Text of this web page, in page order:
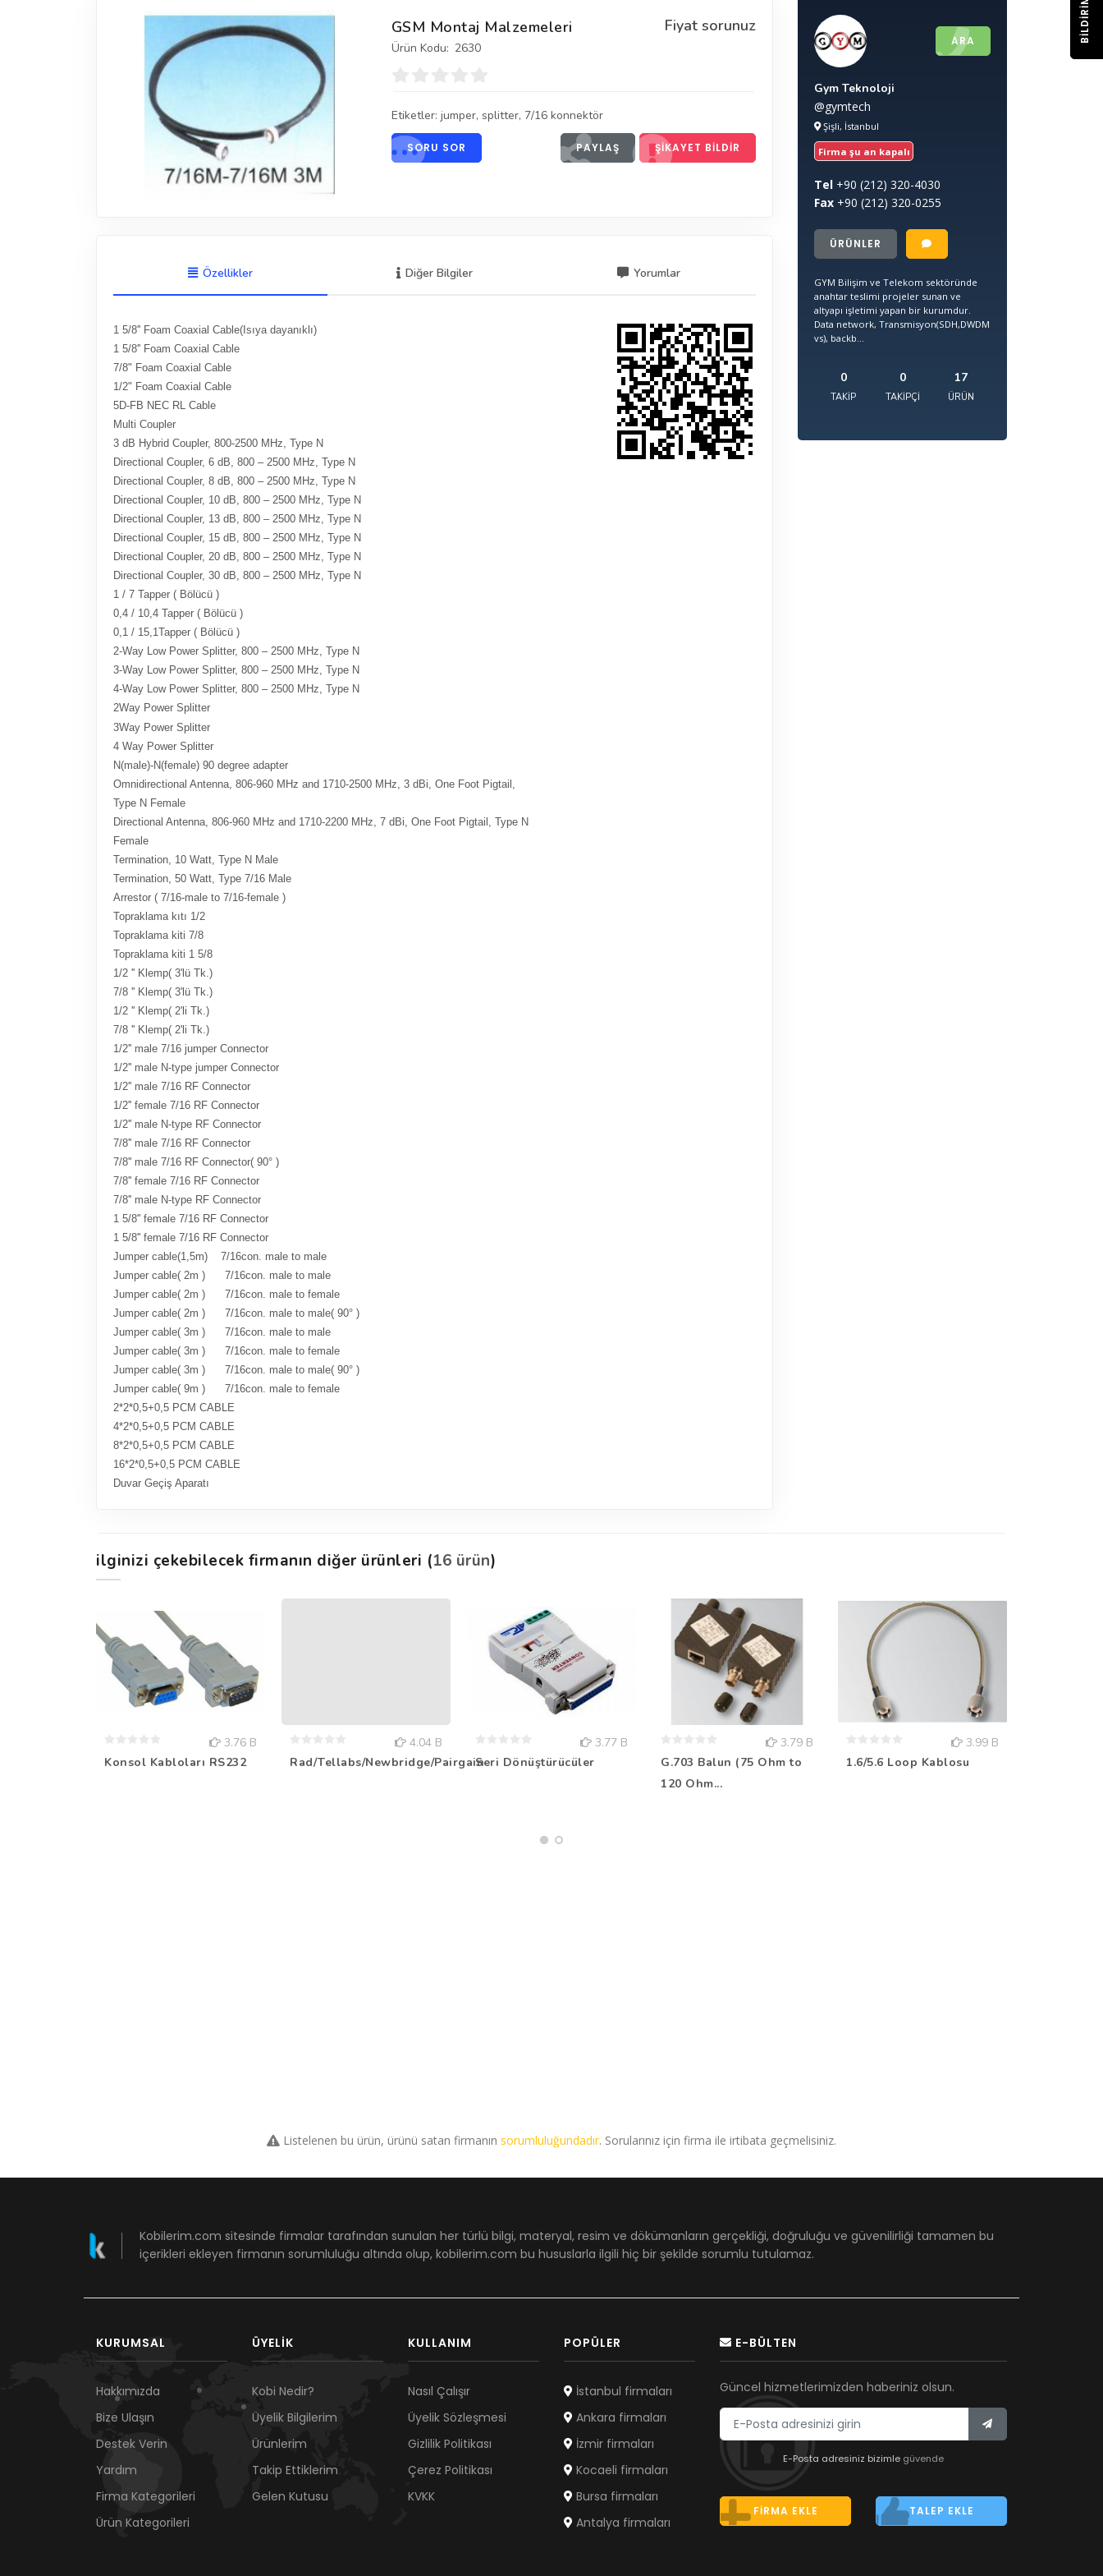
Fiyat sorunuz
GSM Montaj Malzemeleri
Ürün Kodu: 2630
Etiketler: jumper, splitter, 7/16 konnektör
SORU SOR PAYLAŞ ŞIKAYET BILDIR
Özellikler Diğer Bilgiler Yorumlar
1 5/8'' Foam Coaxial Cable(Isıya dayanıklı)
1 5/8'' Foam Coaxial Cable
7/8" Foam Coaxial Cable
1/2" Foam Coaxial Cable
5D-FB NEC RL Cable
Multi Coupler
3 dB Hybrid Coupler, 800-2500 MHz, Type N
Directional Coupler, 6 dB, 800 – 2500 MHz, Type N
Directional Coupler, 8 dB, 800 – 2500 MHz, Type N
Directional Coupler, 10 dB, 800 – 2500 MHz, Type N
Directional Coupler, 13 dB, 800 – 2500 MHz, Type N
Directional Coupler, 15 dB, 800 – 2500 MHz, Type N
Directional Coupler, 20 dB, 800 – 2500 MHz, Type N
Directional Coupler, 30 dB, 800 – 2500 MHz, Type N
1 / 7 Tapper ( Bölücü )
0,4 / 10,4 Tapper ( Bölücü )
0,1 / 15,1Tapper ( Bölücü )
2-Way Low Power Splitter, 800 – 2500 MHz, Type N
3-Way Low Power Splitter, 800 – 2500 MHz, Type N
4-Way Low Power Splitter, 800 – 2500 MHz, Type N
2Way Power Splitter
3Way Power Splitter
4 Way Power Splitter
N(male)-N(female) 90 degree adapter
Omnidirectional Antenna, 806-960 MHz and 1710-2500 MHz, 3 dBi, One Foot Pigtail,
Type N Female
Directional Antenna, 806-960 MHz and 1710-2200 MHz, 7 dBi, One Foot Pigtail, Type N
Female
Termination, 10 Watt, Type N Male
Termination, 50 Watt, Type 7/16 Male
Arrestor ( 7/16-male to 7/16-female )
Topraklama kıtı 1/2
Topraklama kiti 7/8
Topraklama kiti 1 5/8
1/2 '' Klemp( 3'lü Tk.)
7/8 '' Klemp( 3'lü Tk.)
1/2 '' Klemp( 2'li Tk.)
7/8 '' Klemp( 2'li Tk.)
1/2'' male 7/16 jumper Connector
1/2'' male N-type jumper Connector
1/2'' male 7/16 RF Connector
1/2'' female 7/16 RF Connector
1/2'' male N-type RF Connector
7/8'' male 7/16 RF Connector
7/8'' male 7/16 RF Connector( 90° )
7/8'' female 7/16 RF Connector
7/8'' male N-type RF Connector
1 5/8'' female 7/16 RF Connector
1 5/8'' female 7/16 RF Connector
Jumper cable(1,5m)
7/16con. male to male
Jumper cable( 2m )
7/16con. male to male
Jumper cable( 2m )
7/16con. male to female
Jumper cable( 2m )
7/16con. male to male( 90° )
Jumper cable( 3m )
7/16con. male to male
Jumper cable( 3m )
7/16con. male to female
Jumper cable( 3m )
7/16con. male to male( 90° )
Jumper cable( 9m )
7/16con. male to female
2*2*0,5+0,5 PCM CABLE
4*2*0,5+0,5 PCM CABLE
8*2*0,5+0,5 PCM CABLE
16*2*0,5+0,5 PCM CABLE
Duvar Geçiş Aparatı
ARA
Gym Teknoloji
@gymtech
Şişli, İstanbul
Firma şu an kapalı
Tel +90 (212) 320-4030
Fax +90 (212) 320-0255
ÜRÜNLER
GYM Bilişim ve Telekom sektöründe
anahtar teslimi projeler sunan ve
altyapı işletimi yapan bir kurumdur.
Data network, Transmisyon(SDH,DWDM
vs), backb...
0
TAKIP
0
TAKIPÇI
17
ÜRÜN
ilginizi çekebilecek firmanın diğer ürünleri (16 ürün)
3.76 B
Konsol Kabloları RS232
4.04 B
Rad/Tellabs/Newbridge/Pairgain
3.77 B
Seri Dönüştürücüler
3.79 B
G.703 Balun (75 Ohm to
120 Ohm...
3.99 B
1.6/5.6 Loop Kablosu
Listelenen bu ürün, ürünü satan firmanın sorumluluğundadır. Sorularınız için firma ile irtibata geçmelisiniz.
Kobilerim.com sitesinde firmalar tarafından sunulan her türlü bilgi, materyal, resim ve dökümanların gerçekliği, doğruluğu ve güvenilirliği tamamen bu
içerikleri ekleyen firmanın sorumluluğu altında olup, kobilerim.com bu hususlarla ilgili hiç bir şekilde sorumlu tutulamaz.
KURUMSAL
Hakkımızda
Bize Ulaşın
Destek Verin
Yardım
Firma Kategorileri
Ürün Kategorileri
ÜYELIK
Kobi Nedir?
Üyelik Bilgilerim
Ürünlerim
Takip Ettiklerim
Gelen Kutusu
KULLANIM
Nasıl Çalışır
Üyelik Sözleşmesi
Gizlilik Politikası
Çerez Politikası
KVKK
POPÜLER
İstanbul firmaları
Ankara firmaları
İzmir firmaları
Kocaeli firmaları
Bursa firmaları
Antalya firmaları
E-BÜLTEN
Güncel hizmetlerimizden haberiniz olsun.
E-Posta adresiniz bizimle güvende
FIRMA EKLE TALEP EKLE
BILDIRIM